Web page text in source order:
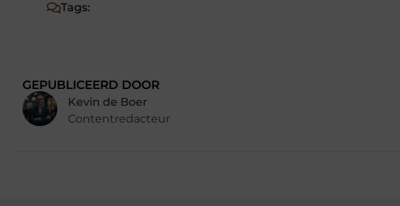
Tags:
GEPUBLICEERD DOOR
Kevin de Boer
Contentredacteur